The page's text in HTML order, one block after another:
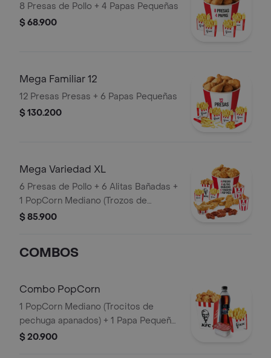
8 Presas de Pollo + 4 Papas Pequeñas
$ 68.900
Mega Familiar 12
12 Presas Presas + 6 Papas Pequeñas
$ 130.200
Mega Variedad XL
6 Presas de Pollo + 6 Alitas Bañadas +
1 PopCorn Mediano (Trozos de
pechuga apanados) + 4 Tenders (Tiras
Balde de Salsa 100g
$ 85.900
COMBOS
Combo PopCorn
1 PopCorn Mediano (Trocitos de
pechuga apanados) + 1 Papa Pequeña
+ 1 Gaseosa PET 400ml + 1 Blister de
$ 20.900